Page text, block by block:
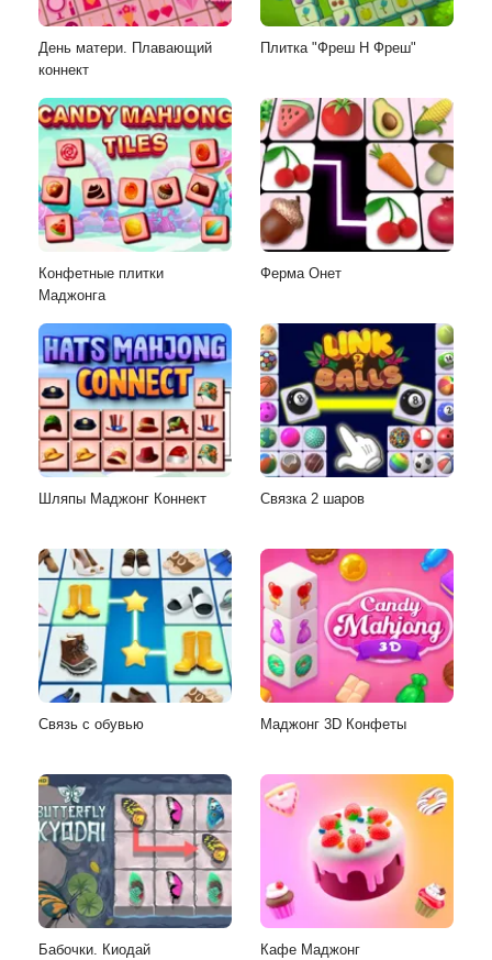
День матери. Плавающий
коннект
Плитка "Фреш Н Фреш"
Конфетные плитки
Маджонга
Ферма Онет
Шляпы Маджонг Коннект Связка 2 шаров
Связь с обувью Маджонг 3D Конфеты
Бабочки. Киодай Кафе Маджонг